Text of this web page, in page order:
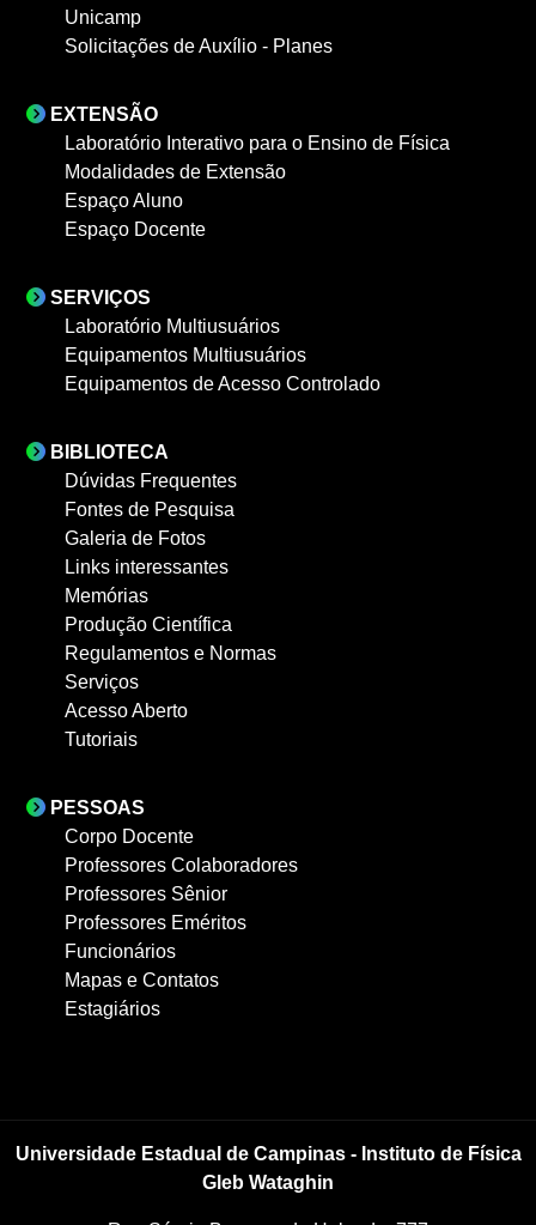
Unicamp
Solicitações de Auxílio - Planes
EXTENSÃO
Laboratório Interativo para o Ensino de Física
Modalidades de Extensão
Espaço Aluno
Espaço Docente
SERVIÇOS
Laboratório Multiusuários
Equipamentos Multiusuários
Equipamentos de Acesso Controlado
BIBLIOTECA
Dúvidas Frequentes
Fontes de Pesquisa
Galeria de Fotos
Links interessantes
Memórias
Produção Científica
Regulamentos e Normas
Serviços
Acesso Aberto
Tutoriais
PESSOAS
Corpo Docente
Professores Colaboradores
Professores Sênior
Professores Eméritos
Funcionários
Mapas e Contatos
Estagiários
Universidade Estadual de Campinas - Instituto de Física
Gleb Wataghin